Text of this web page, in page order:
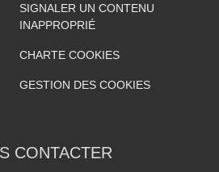
SIGNALER UN CONTENU
INAPPROPRIÉ
CHARTE COOKIES
GESTION DES COOKIES
CONTACTER